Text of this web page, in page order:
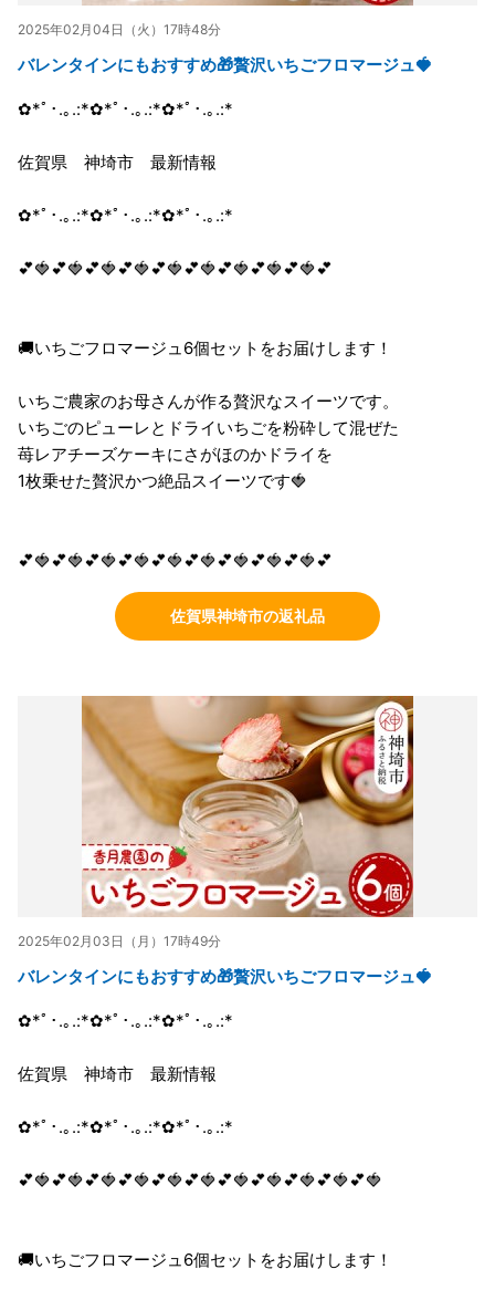
2025年02月04日（火）17時48分
バレンタインにもおすすめ🎁贅沢いちごフロマージュ🍓
✿*ﾟ･.｡.:*✿*ﾟ･.｡.:*✿*ﾟ･.｡.:*
佐賀県 神埼市 最新情報
✿*ﾟ･.｡.:*✿*ﾟ･.｡.:*✿*ﾟ･.｡.:*
💕🍓💕🍓💕🍓💕🍓💕🍓💕🍓💕🍓💕🍓💕🍓💕
🚚いちごフロマージュ6個セットをお届けします！
いちご農家のお母さんが作る贅沢なスイーツです。
いちごのピューレとドライいちごを粉砕して混ぜた
苺レアチーズケーキにさがほのかドライを
1枚乗せた贅沢かつ絶品スイーツです🍓
💕🍓💕🍓💕🍓💕🍓💕🍓💕🍓💕🍓💕🍓💕🍓💕
佐賀県神埼市の返礼品
2025年02月03日（月）17時49分
バレンタインにもおすすめ🎁贅沢いちごフロマージュ🍓
✿*ﾟ･.｡.:*✿*ﾟ･.｡.:*✿*ﾟ･.｡.:*
佐賀県 神埼市 最新情報
✿*ﾟ･.｡.:*✿*ﾟ･.｡.:*✿*ﾟ･.｡.:*
💕🍓💕🍓💕🍓💕🍓💕🍓💕🍓💕🍓💕🍓💕🍓💕🍓💕🍓
🚚いちごフロマージュ6個セットをお届けします！